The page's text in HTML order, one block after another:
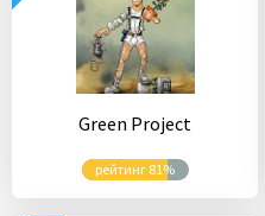
Green Project
рейтинг 81%